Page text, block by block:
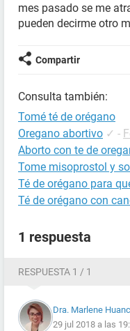
mes pasado se me
pueden decirme otro
Compartir
Consulta también:
Tomé té de orégano
Oregano abortivo ✓ -
Aborto con te de
Tome misoprostol y
Té de orégano para
Té de orégano con
1 respuesta
RESPUESTA 1 / 1
Dra. Marlene
29 jul 2018 a las